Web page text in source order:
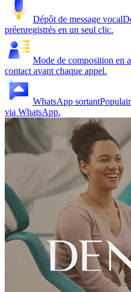
Dépôt de message vocal
préenregistrés en un seul clic.
Mode de composition en
contact avant chaque appel.
WhatsApp sortant
via WhatsApp.